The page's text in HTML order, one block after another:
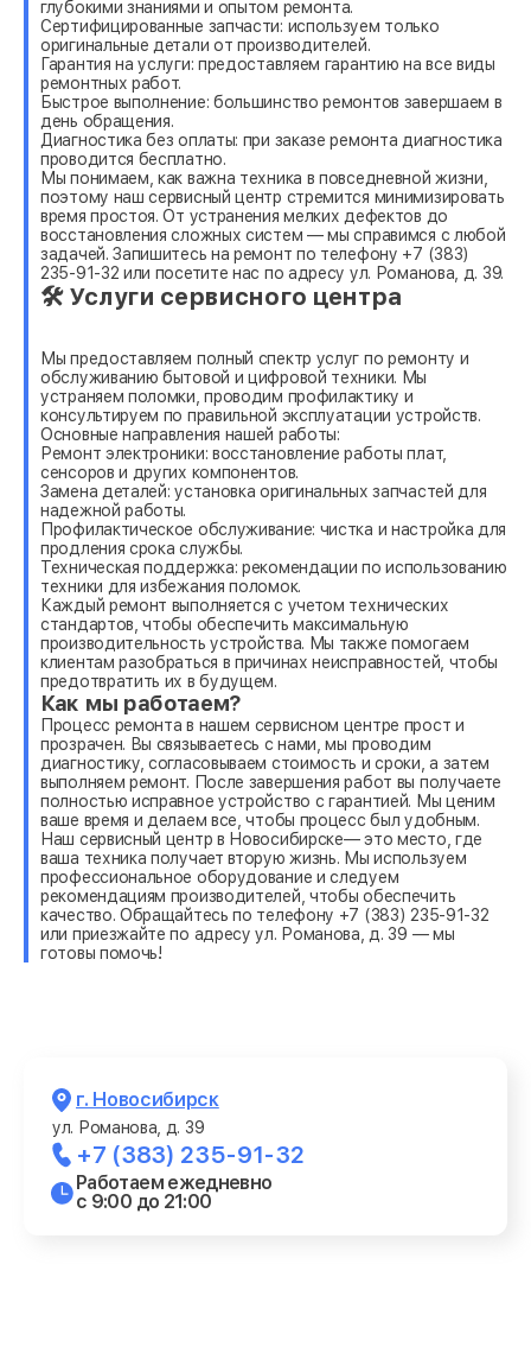
глубокими знаниями и опытом ремонта.
Сертифицированные запчасти: используем только
оригинальные детали от производителей.
Гарантия на услуги: предоставляем гарантию на все виды
ремонтных работ.
Быстрое выполнение: большинство ремонтов завершаем в
день обращения.
Диагностика без оплаты: при заказе ремонта диагностика
проводится бесплатно.
Мы понимаем, как важна техника в повседневной жизни,
поэтому наш сервисный центр стремится минимизировать
время простоя. От устранения мелких дефектов до
восстановления сложных систем — мы справимся с любой
задачей. Запишитесь на ремонт по телефону +7 (383)
235-91-32 или посетите нас по адресу ул. Романова, д. 39.
🛠 Услуги сервисного центра
Мы предоставляем полный спектр услуг по ремонту и
обслуживанию бытовой и цифровой техники. Мы
устраняем поломки, проводим профилактику и
консультируем по правильной эксплуатации устройств.
Основные направления нашей работы:
Ремонт электроники: восстановление работы плат,
сенсоров и других компонентов.
Замена деталей: установка оригинальных запчастей для
надежной работы.
Профилактическое обслуживание: чистка и настройка для
продления срока службы.
Техническая поддержка: рекомендации по использованию
техники для избежания поломок.
Каждый ремонт выполняется с учетом технических
стандартов, чтобы обеспечить максимальную
производительность устройства. Мы также помогаем
клиентам разобраться в причинах неисправностей, чтобы
предотвратить их в будущем.
Как мы работаем?
Процесс ремонта в нашем сервисном центре прост и
прозрачен. Вы связываетесь с нами, мы проводим
диагностику, согласовываем стоимость и сроки, а затем
выполняем ремонт. После завершения работ вы получаете
полностью исправное устройство с гарантией. Мы ценим
ваше время и делаем все, чтобы процесс был удобным.
Наш сервисный центр в Новосибирске— это место, где
ваша техника получает вторую жизнь. Мы используем
профессиональное оборудование и следуем
рекомендациям производителей, чтобы обеспечить
качество. Обращайтесь по телефону +7 (383) 235-91-32
или приезжайте по адресу ул. Романова, д. 39 — мы
готовы помочь!
г. Новосибирск
ул. Романова, д. 39
+7 (383) 235-91-32
Работаем ежедневно
с 9:00 до 21:00